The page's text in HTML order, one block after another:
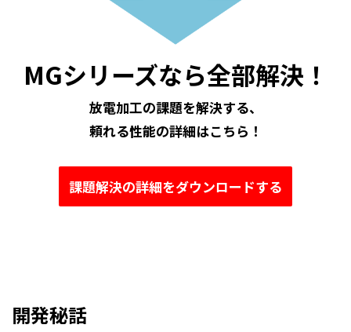
MGシリーズなら全部解決！
放電加工の課題を解決する、
頼れる性能の詳細はこちら！
課題解決の詳細をダウンロードする
開発秘話